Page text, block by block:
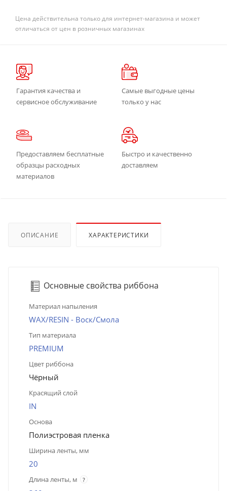
Цена действительна только для интернет-магазина и может
отличаться от цен в розничных магазинах
Гарантия качества и
сервисное обслуживание
Самые выгодные цены
только у нас
Предоставляем бесплатные
образцы расходных
материалов
Быстро и качественно
доставляем
ОПИСАНИЕ ХАРАКТЕРИСТИКИ
Основные свойства риббона
Материал напыления
WAX/RESIN - Воск/Смола
Тип материала
PREMIUM
Цвет риббона
Чёрный
Красящий слой
IN
Основа
Полиэстровая пленка
Ширина ленты, мм
20
Длина ленты, м ?